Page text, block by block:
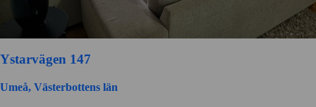
Ystarvägen 147
Umeå, Västerbottens län